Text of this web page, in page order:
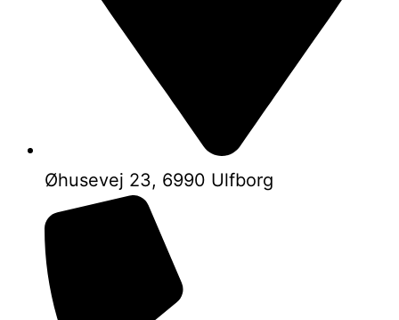
Øhusevej 23, 6990 Ulfborg